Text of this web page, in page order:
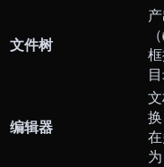
文件树
（
编辑器
换